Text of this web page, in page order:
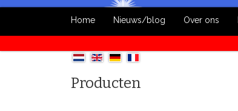
Home Nieuws/blog Over ons
Producten